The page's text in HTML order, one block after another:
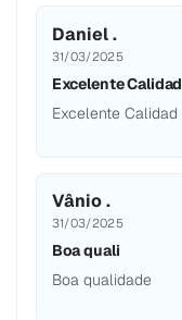
Daniel .
31/03/2025
Excelente Calidad
Excelente Calidad
Vânio .
31/03/2025
Boa quali
Boa qualidade